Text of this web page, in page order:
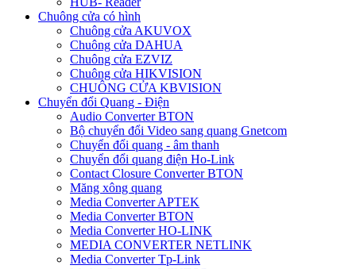
Chuông cửa có hình
Chuông cửa AKUVOX
Chuông cửa DAHUA
Chuông cửa EZVIZ
Chuông cửa HIKVISION
CHUÔNG CỬA KBVISION
Chuyển đổi Quang - Điện
Audio Converter BTON
Bộ chuyển đổi Video sang quang Gnetcom
Chuyển đổi quang - âm thanh
Chuyển đổi quang điện Ho-Link
Contact Closure Converter BTON
Măng xông quang
Media Converter APTEK
Media Converter BTON
Media Converter HO-LINK
MEDIA CONVERTER NETLINK
Media Converter Tp-Link